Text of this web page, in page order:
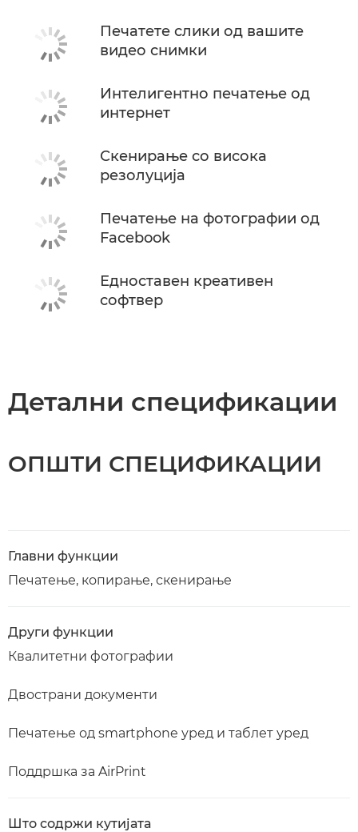
Печатете слики од вашите
видео снимки
Интелигентно печатење од
интернет
Скенирање со висока
резолуција
Печатење на фотографии од
Facebook
Едноставен креативен
софтвер
Детални спецификации
ОПШТИ СПЕЦИФИКАЦИИ
Главни функции
Печатење, копирање, скенирање
Други функции
Квалитетни фотографии
Двострани документи
Печатење од smartphone уред и таблет уред
Поддршка за AirPrint
Што содржи кутијата